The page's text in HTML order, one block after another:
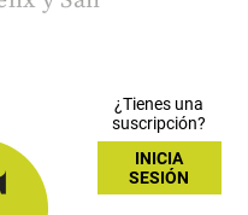
¿Tienes una
suscripción?
INICIA
SESIÓN